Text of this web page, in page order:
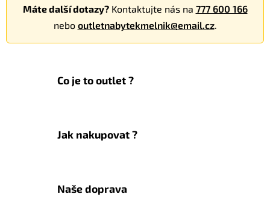
Máte další dotazy?Kontaktujte nás na 777 600 166
nebo outletnabytekmelnik@email.cz.
Co je to outlet ?
Jak nakupovat ?
Naše doprava